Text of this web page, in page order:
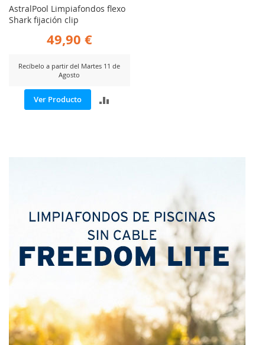
AstralPool Limpiafondos flexo
Shark fijación clip
49,90 €
Recíbelo a partir del Martes 11 de
Agosto
Ver Producto